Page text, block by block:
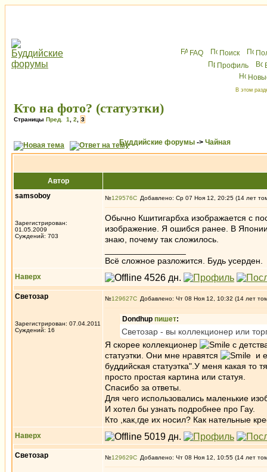
FAQ Поиск
Профиль
В этом
Кто на фото? (статуэтки)
Страницы Пред. 1 2 3
Буддийские форумы -> Чайная
Автор
samsoboy
Зарегистрирован:
01.05.2009
Суждений: 703
№129576 Добавлено: Ср 07 Ноя 12, 20:25 (14 лет
Обычно Кшитигарбха изображается с
изображение. Я ошибся ранее. В
знаю, почему так сложилось.
Всё сложное разложится. Будь усерден.
Наверх
Светозар
Зарегистрирован: 07.04.2011
Суждений: 16
№129627 Добавлено: Чт 08 Ноя 12, 10:32 (14 лет
Dondhup пишет:
Светозар - вы коллекционер или
Я скорее коллекционер
с
статуэтки. Они мне нравятся
и
буддийская статуэтка".У меня какая то
просто простая картина или статуя.
Спасибо за ответы.
Для чего использовались маленькие
И хотел бы узнать подробнее про Гау.
Кто ,как,где их носил? Как нательные
Наверх
Светозар №129629 Добавлено: Чт 08 Ноя 12, 10:55 (14 лет